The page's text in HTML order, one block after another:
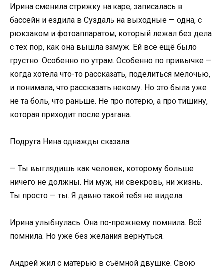
Ирина сменила стрижку на каре, записалась в
бассейн и ездила в Суздаль на выходные — одна, с
рюкзаком и фотоаппаратом, который лежал без дела
с тех пор, как она вышла замуж. Ей всё ещё было
грустно. Особенно по утрам. Особенно по привычке —
когда хотела что-то рассказать, поделиться мелочью,
и понимала, что рассказать некому. Но это была уже
не та боль, что раньше. Не про потерю, а про тишину,
которая приходит после урагана.
Подруга Нина однажды сказала:
— Ты выглядишь как человек, которому больше
ничего не должны. Ни муж, ни свекровь, ни жизнь.
Ты просто — ты. Я давно такой тебя не видела.
Ирина улыбнулась. Она по-прежнему помнила. Всё
помнила. Но уже без желания вернуться.
Андрей жил с матерью в съёмной двушке. Свою